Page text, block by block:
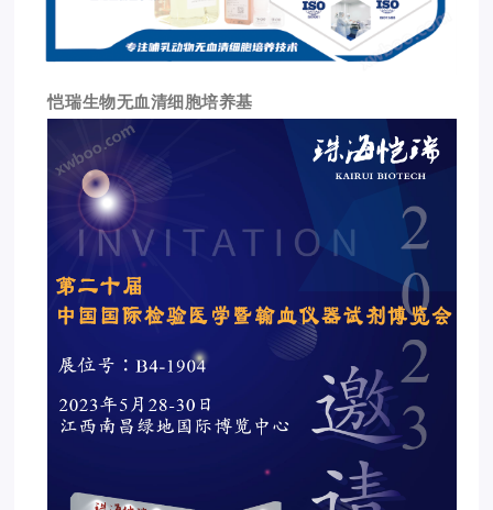
恺瑞生物无血清细胞培养基